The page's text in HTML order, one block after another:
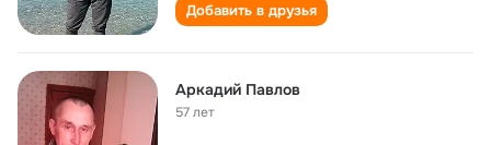
Добавить в друзья
Аркадий Павлов
57 лет